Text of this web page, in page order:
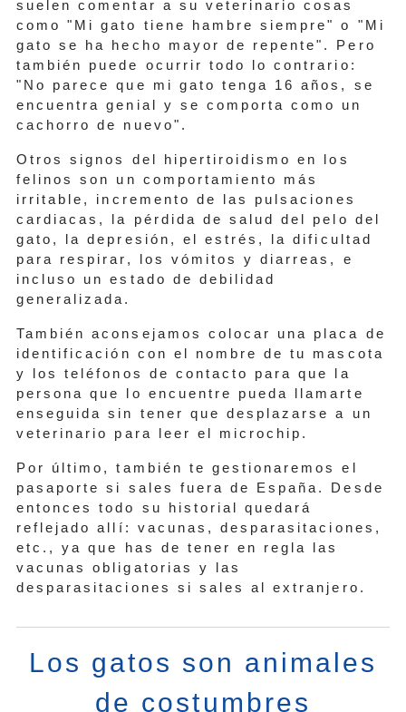
suelen comentar a su veterinario cosas
como "Mi gato tiene hambre siempre" o "Mi
gato se ha hecho mayor de repente". Pero
también puede ocurrir todo lo contrario:
"No parece que mi gato tenga 16 años, se
encuentra genial y se comporta como un
cachorro de nuevo".
Otros signos del hipertiroidismo en los
felinos son un comportamiento más
irritable, incremento de las pulsaciones
cardiacas, la pérdida de salud del pelo del
gato, la depresión, el estrés, la dificultad
para respirar, los vómitos y diarreas, e
incluso un estado de debilidad
generalizada.
También aconsejamos colocar una placa de
identificación con el nombre de tu mascota
y los teléfonos de contacto para que la
persona que lo encuentre pueda llamarte
enseguida sin tener que desplazarse a un
veterinario para leer el microchip.
Por último, también te gestionaremos el
pasaporte si sales fuera de España. Desde
entonces todo su historial quedará
reflejado allí: vacunas, desparasitaciones,
etc., ya que has de tener en regla las
vacunas obligatorias y las
desparasitaciones si sales al extranjero.
Los gatos son animales
de costumbres